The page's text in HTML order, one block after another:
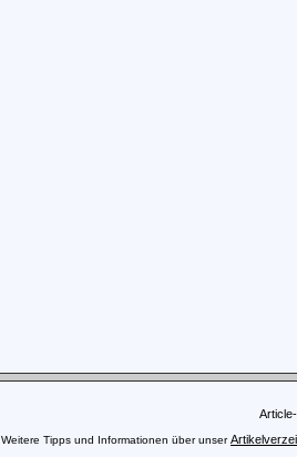
Weitere Tipps und Informationen über unser